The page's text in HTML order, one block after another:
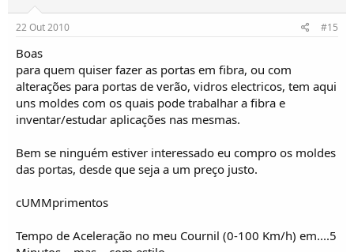
22 Out 2010 #15
Boas
para quem quiser fazer as portas em fibra, ou com
alterações para portas de verão, vidros electricos, tem aqui
uns moldes com os quais pode trabalhar a fibra e
inventar/estudar aplicações nas mesmas.
Bem se ninguém estiver interessado eu compro os moldes
das portas, desde que seja a um preço justo.
cUMMprimentos
Tempo de Aceleração no meu Cournil (0-100 Km/h) em....5